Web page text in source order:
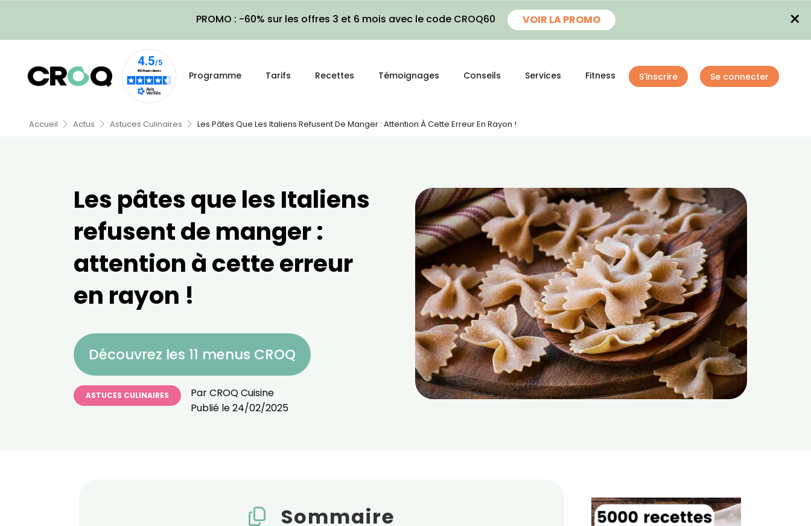
PROMO : -60% sur les offres 3 et 6 mois avec le code CROQ60 VOIR LA PROMO ×
Programme Tarifs Recettes Témoignages Conseils Services Fitness S'inscrire Se connecter
Accueil Actus Astuces Culinaires Les Pâtes Que Les Italiens Refusent De Manger : Attention À Cette Erreur En Rayon !
Les pâtes que les Italiens
refusent de manger :
attention à cette erreur
en rayon !
Découvrez les 11 menus CROQ
ASTUCES CULINAIRES ParCROQ Cuisine
Publié le24/02/2025
Sommaire